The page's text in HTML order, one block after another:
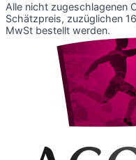
Alle nicht zugeschlagenen
Schätzpreis, zuzüglichen
MwSt bestellt werden.